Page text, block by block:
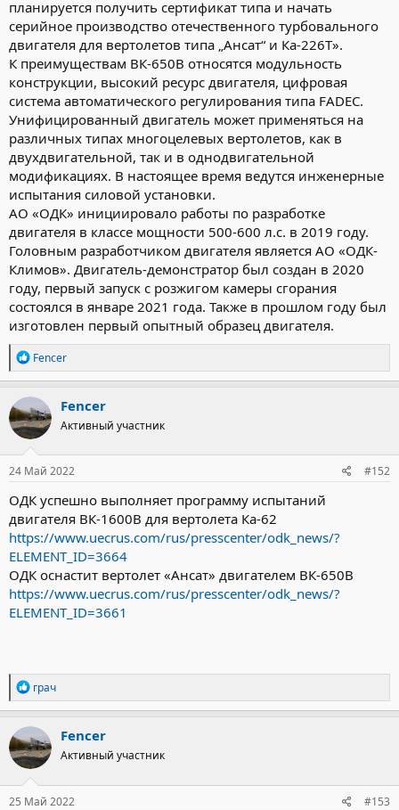
планируется получить сертификат типа и начать
серийное производство отечественного турбовального
двигателя для вертолетов типа „Ансат“ и Ка-226Т».
К преимуществам ВК-650В относятся модульность
конструкции, высокий ресурс двигателя, цифровая
система автоматического регулирования типа FADEC.
Унифицированный двигатель может применяться на
различных типах многоцелевых вертолетов, как в
двухдвигательной, так и в однодвигательной
модификациях. В настоящее время ведутся инженерные
испытания силовой установки.
АО «ОДК» инициировало работы по разработке
двигателя в классе мощности 500-600 л.с. в 2019 году.
Головным разработчиком двигателя является АО «ОДК-
Климов». Двигатель-демонстратор был создан в 2020
году, первый запуск с розжигом камеры сгорания
состоялся в январе 2021 года. Также в прошлом году был
изготовлен первый опытный образец двигателя.
Р
е
а
к
ц
и
и
:
Fencer
Fencer
Активный участник
24 Май 2022 #152
ОДК успешно выполняет программу испытаний
двигателя ВК-1600В для вертолета Ка-62
https://www.uecrus.com/rus/presscenter/odk_news/?
ELEMENT_ID=3664
ОДК оснастит вертолет «Ансат» двигателем ВК-650В
https://www.uecrus.com/rus/presscenter/odk_news/?
ELEMENT_ID=3661
Р
е
а
к
ц
и
и
:
грач
Fencer
Активный участник
25 Май 2022 #153